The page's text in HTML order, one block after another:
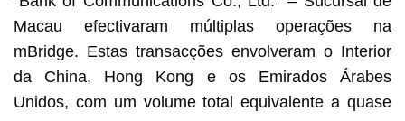
Macau efectivaram múltiplas operações na
mBridge. Estas transacções envolveram o Interior
da China, Hong Kong e os Emirados Árabes
Unidos, com um volume total equivalente a quase